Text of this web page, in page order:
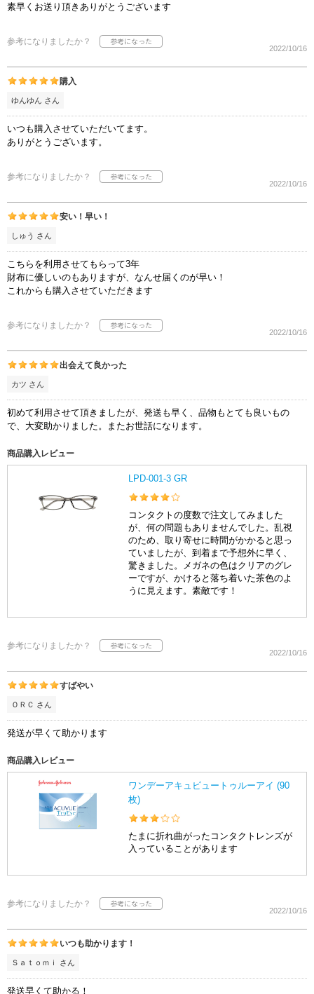
素早くお送り頂きありがとうございます
参考になりましたか？
2022/10/16
購入
ゆんゆん さん
いつも購入させていただいてます。
ありがとうございます。
参考になりましたか？
2022/10/16
安い！早い！
しゅう さん
こちらを利用させてもらって3年
財布に優しいのもありますが、なんせ届くのが早い！
これからも購入させていただきます
参考になりましたか？
2022/10/16
出会えて良かった
カツ さん
初めて利用させて頂きましたが、発送も早く、品物もとても良いもの
で、大変助かりました。またお世話になります。
商品購入レビュー
LPD-001-3 GR
コンタクトの度数で注文してみました
が、何の問題もありませんでした。乱視
のため、取り寄せに時間がかかると思っ
ていましたが、到着まで予想外に早く、
驚きました。メガネの色はクリアのグレ
ーですが、かけると落ち着いた茶色のよ
うに見えます。素敵です！
参考になりましたか？
2022/10/16
すばやい
ＯＲＣ さん
発送が早くて助かります
商品購入レビュー
ワンデーアキュビュートゥルーアイ (90
枚)
たまに折れ曲がったコンタクトレンズが
入っていることがあります
参考になりましたか？
2022/10/16
いつも助かります！
Ｓａｔｏｍｉ さん
発送早くて助かる！